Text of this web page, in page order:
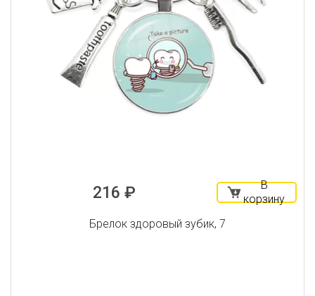
216 ₽
В
корзину
Брелок здоровый зубик, 7